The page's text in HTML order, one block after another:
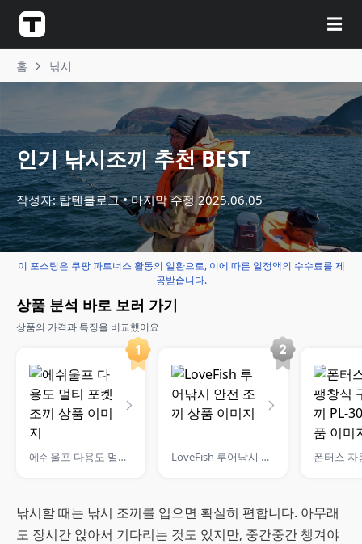
☰
홈 낚시
인기 낚시조끼 추천 BEST
작성자: 탑텐블로그 마지막 수정2025.06.05
이 포스팅은 쿠팡 파트너스 활동의 일환으로, 이에 따른 일정액의 수수료를 제
공받습니다.
상품 분석 바로 보러 가기
상품의 가격과 특징을 비교했어요
에쉬울프 다용도 멀티 포켓 조끼 LoveFish 루어낚시 안전 조끼
낚시할 때는 낚시 조끼를 입으면 확실히 편합니다. 아무래
도 장시간 앉아서 기다리는 것도 있지만, 중간중간 챙겨야